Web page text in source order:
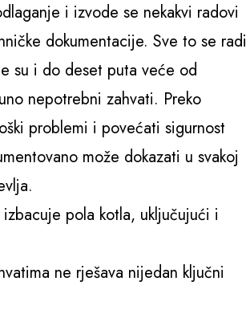
i izvode se nekakvi radovi
dokumentacije. Sve to se radi
su i do deset puta veće od
nepotrebni zahvati. Preko
problemi i povećati sigurnost
može dokazati u svakoj
pola kotla, uključujući i
ne rješava nijedan ključni